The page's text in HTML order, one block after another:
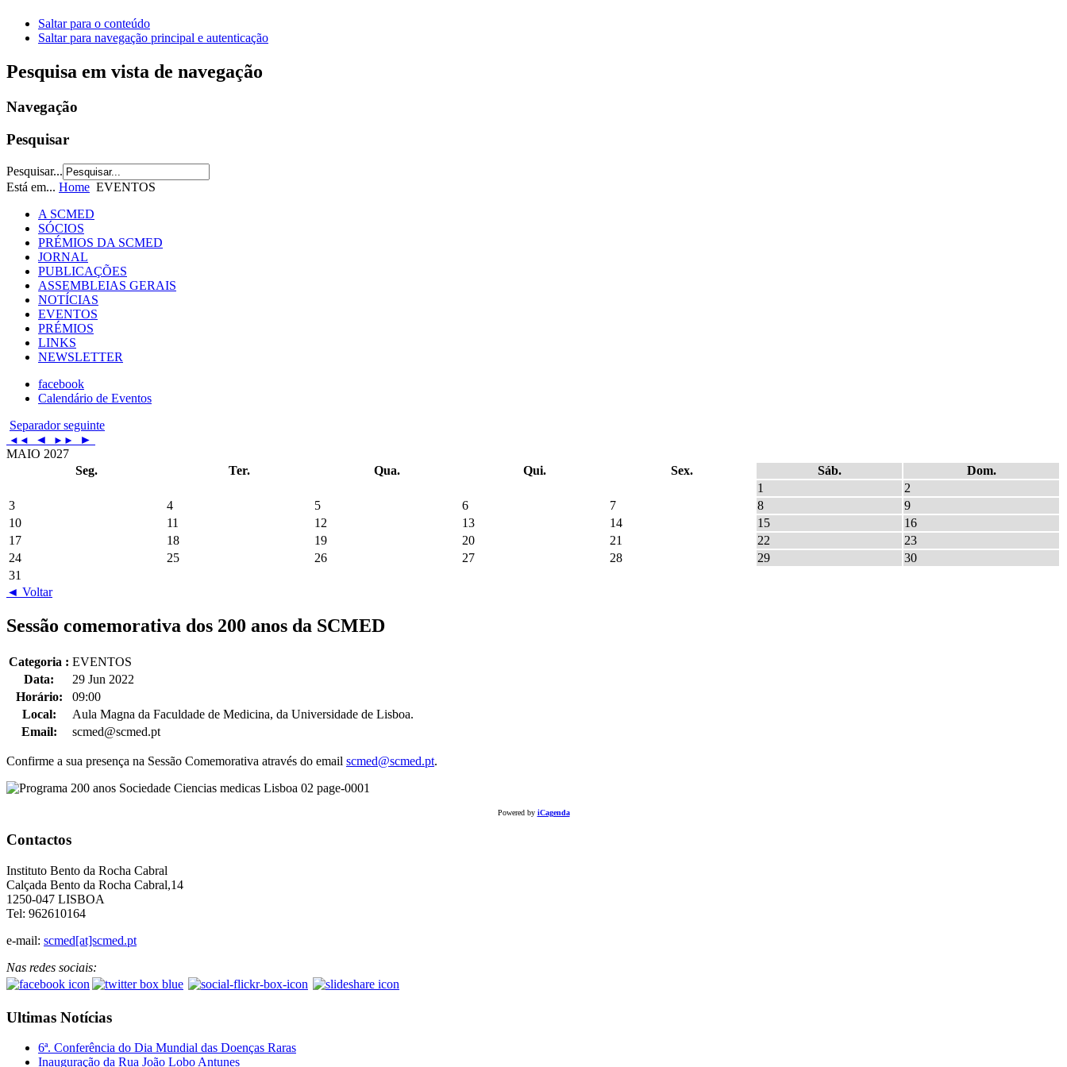
Saltar para o conteúdo
Saltar para navegação principal e autenticação
Pesquisa em vista de navegação
Navegação
Pesquisar
Pesquisar...
Está em... Home EVENTOS
A SCMED
SÓCIOS
PRÉMIOS DA SCMED
JORNAL
PUBLICAÇÕES
ASSEMBLEIAS GERAIS
NOTÍCIAS
EVENTOS
PRÉMIOS
LINKS
NEWSLETTER
facebook
Calendário de Eventos
Separador seguinte
◄◄ ◄ ►►
►
MAIO 2027
Seg.
Ter. Qua. Qui. Sex. Sáb.
Dom.
1
2
3
4 5 6 7 8
9
10
11 12 13 14 15
16
17
18 19 20 21 22
23
24
25 26 27 28 29
30
31
◄ Voltar
Sessão comemorativa dos 200 anos da SCMED
Categoria : EVENTOS
Data:
29 Jun 2022
Horário:
09:00
Local:
Aula Magna da Faculdade de Medicina, da Universidade de Lisboa.
Email:
scmed@scmed.pt
Confirme a sua presença na Sessão Comemorativa através do email scmed@scmed.pt.
Powered by iCagenda
Contactos
Instituto Bento da Rocha Cabral
Calçada Bento da Rocha Cabral,14
1250-047 LISBOA
Tel: 962610164
e-mail: scmed[at]scmed.pt
Nas redes sociais:
Ultimas Notícias
6ª. Conferência do Dia Mundial das Doenças Raras
Inauguração da Rua João Lobo Antunes